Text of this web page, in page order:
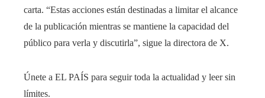
carta. “Estas acciones están destinadas a limitar el alcance
de la publicación mientras se mantiene la capacidad del
público para verla y discutirla”, sigue la directora de X.
Únete a EL PAÍS para seguir toda la actualidad y leer sin
límites.